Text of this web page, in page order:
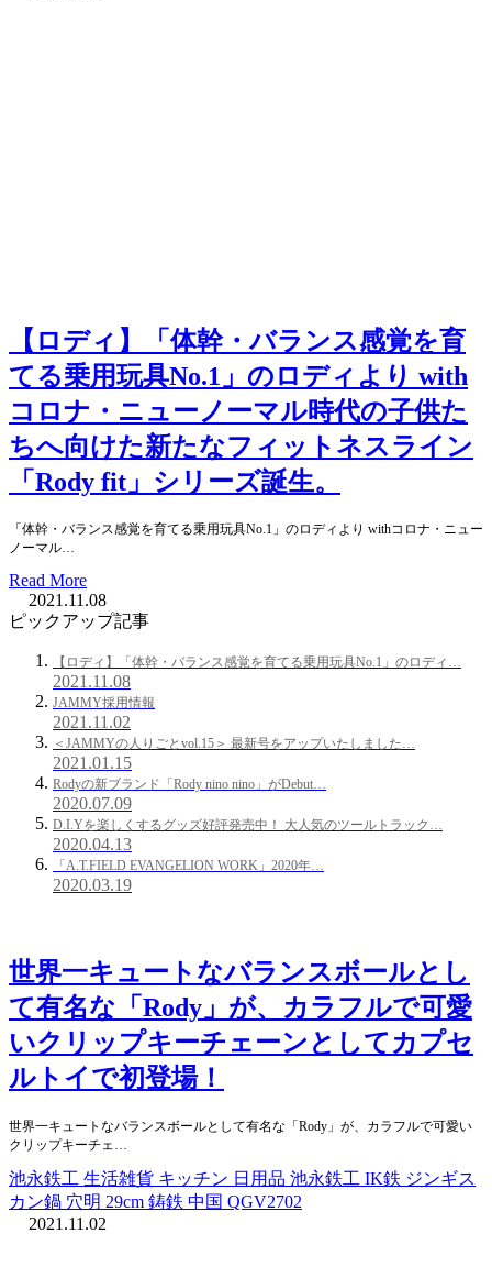
【ロディ】「体幹・バランス感覚を育
てる乗用玩具No.1」のロディより with
コロナ・ニューノーマル時代の子供た
ちへ向けた新たなフィットネスライン
「Rody fit」シリーズ誕生。
「体幹・バランス感覚を育てる乗用玩具No.1」のロディより withコロナ・ニュー
ノーマル…
Read More
2021.11.08
ピックアップ記事
【ロディ】「体幹・バランス感覚を育てる乗用玩具No.1」のロディ…
2021.11.08
JAMMY採用情報
2021.11.02
＜JAMMYの人りごとvol.15＞ 最新号をアップいたしました…
2021.01.15
Rodyの新ブランド「Rody nino nino」がDebut…
2020.07.09
D.I.Yを楽しくするグッズ好評発売中！ 大人気のツールトラック…
2020.04.13
「A.T.FIELD EVANGELION WORK」2020年…
2020.03.19
世界一キュートなバランスボールとし
て有名な「Rody」が、カラフルで可愛
いクリップキーチェーンとしてカプセ
ルトイで初登場！
世界一キュートなバランスボールとして有名な「Rody」が、カラフルで可愛い
クリップキーチェ…
池永鉄工 生活雑貨 キッチン 日用品 池永鉄工 IK鉄 ジンギス
カン鍋 穴明 29cm 鋳鉄 中国 QGV2702
2021.11.02